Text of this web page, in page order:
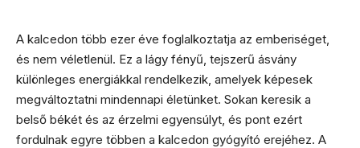
A kalcedon több ezer éve foglalkoztatja az emberiséget,
és nem véletlenül. Ez a lágy fényű, tejszerű ásvány
különleges energiákkal rendelkezik, amelyek képesek
megváltoztatni mindennapi életünket. Sokan keresik a
belső békét és az érzelmi egyensúlyt, és pont ezért
fordulnak egyre többen a kalcedon gyógyító erejéhez. A